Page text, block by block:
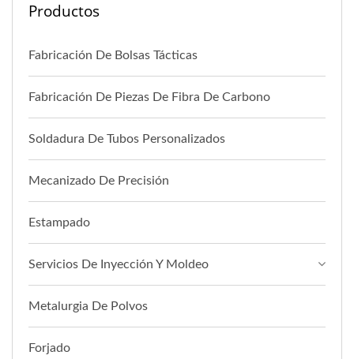
Productos
Fabricación De Bolsas Tácticas
Fabricación De Piezas De Fibra De Carbono
Soldadura De Tubos Personalizados
Mecanizado De Precisión
Estampado
Servicios De Inyección Y Moldeo
Metalurgia De Polvos
Forjado